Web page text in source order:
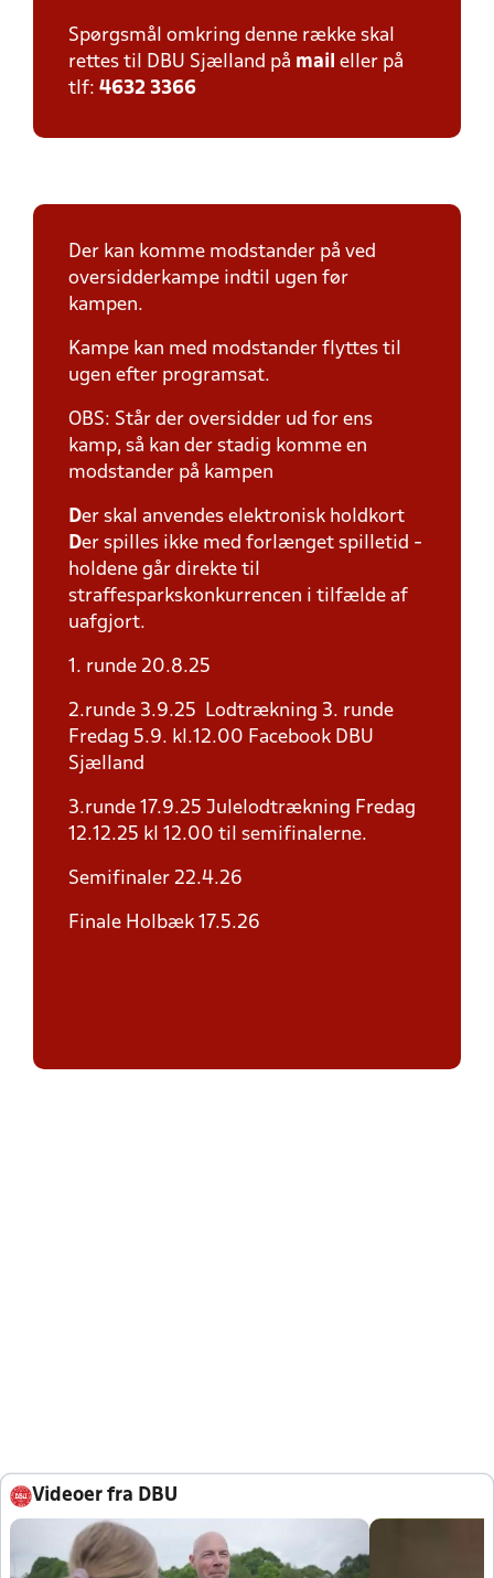
Spørgsmål omkring denne række skal
rettes til DBU Sjælland på mail eller på
tlf: 4632 3366
Der kan komme modstander på ved
oversidderkampe indtil ugen før
kampen.
Kampe kan med modstander flyttes til
ugen efter programsat.
OBS: Står der oversidder ud for ens
kamp, så kan der stadig komme en
modstander på kampen
Der skal anvendes elektronisk holdkort
Der spilles ikke med forlænget spilletid -
holdene går direkte til
straffesparkskonkurrencen i tilfælde af
uafgjort.
1. runde 20.8.25
2.runde 3.9.25 Lodtrækning 3. runde
Fredag 5.9. kl.12.00 Facebook DBU
Sjælland
3.runde 17.9.25 Julelodtrækning Fredag
12.12.25 kl 12.00 til semifinalerne.
Semifinaler 22.4.26
Finale Holbæk 17.5.26
Videoer fra DBU